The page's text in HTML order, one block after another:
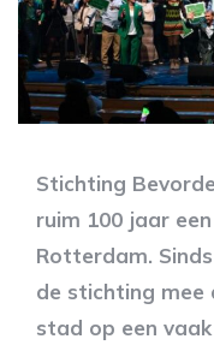
Stichting
ruim 100 jaar
Rotterdam.
de stichting mee
stad op een